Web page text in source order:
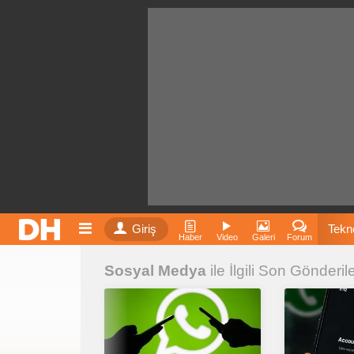
Giriş
Haber Video Galeri Forum
Film
Sosyal Medya ile İlgili Son